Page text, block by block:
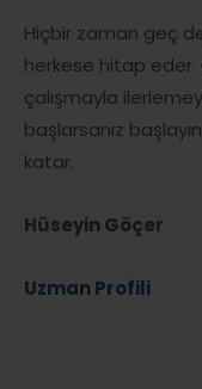
Hiçbir zaman geç
herkese hitap eder.
çalışmayla
başlarsanız
katar.
Hüseyin Göçer
Uzman Profili